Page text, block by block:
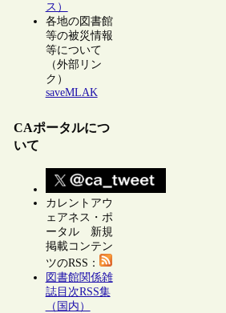
ス）
各地の図書館
等の被災情報
等について
（外部リン
ク）
saveMLAK
CAポータルにつ
いて
カレントアウ
ェアネス・ポ
ータル 新規
掲載コンテン
ツのRSS：
図書館関係雑
誌目次RSS集
（国内）